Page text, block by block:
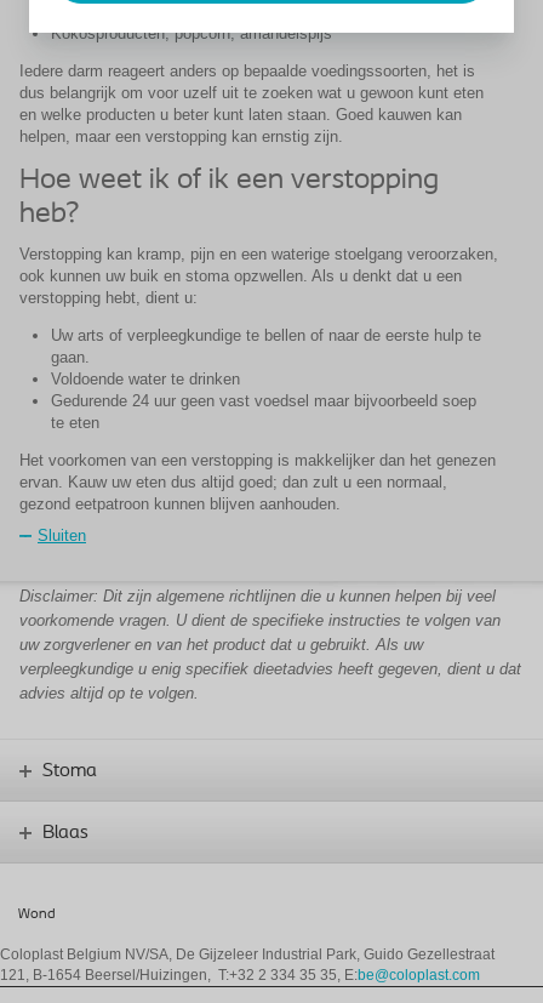
Kokosproducten, popcorn, amandelspijs
Iedere darm reageert anders op bepaalde voedingssoorten, het is
dus belangrijk om voor uzelf uit te zoeken wat u gewoon kunt eten
en welke producten u beter kunt laten staan. Goed kauwen kan
helpen, maar een verstopping kan ernstig zijn.
Hoe weet ik of ik een verstopping
heb?
Verstopping kan kramp, pijn en een waterige stoelgang veroorzaken,
ook kunnen uw buik en stoma opzwellen. Als u denkt dat u een
verstopping hebt, dient u:
Uw arts of verpleegkundige te bellen of naar de eerste hulp te
gaan.
Voldoende water te drinken
Gedurende 24 uur geen vast voedsel maar bijvoorbeeld soep
te eten
Het voorkomen van een verstopping is makkelijker dan het genezen
ervan. Kauw uw eten dus altijd goed; dan zult u een normaal,
gezond eetpatroon kunnen blijven aanhouden.
Sluiten
Disclaimer: Dit zijn algemene richtlijnen die u kunnen helpen bij veel
voorkomende vragen. U dient de specifieke instructies te volgen van
uw zorgverlener en van het product dat u gebruikt. Als uw
verpleegkundige u enig specifiek dieetadvies heeft gegeven, dient u dat
advies altijd op te volgen.
Stoma
Blaas
Wond
Coloplast Belgium NV/SA, De Gijzeleer Industrial Park, Guido Gezellestraat
121, B-1654 Beersel/Huizingen, T:+32 2 334 35 35, E:be@coloplast.com